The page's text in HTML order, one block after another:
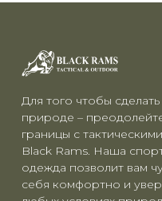
Для того чтобы
природе –
границы с
Black Rams. Наша
одежда позволит вам
себя комфортно и